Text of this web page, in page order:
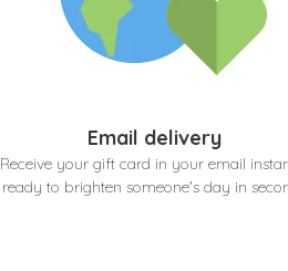
Email delivery
Receive your gift card in your email
ready to brighten someone's day in